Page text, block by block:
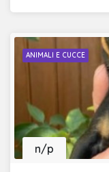
ANIMALI E CUCCE
n/p